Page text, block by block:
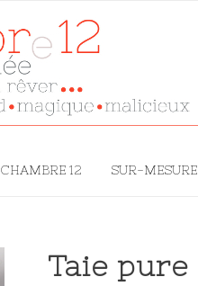
CHAMBRE 12 SUR-MESURE
Taie pure